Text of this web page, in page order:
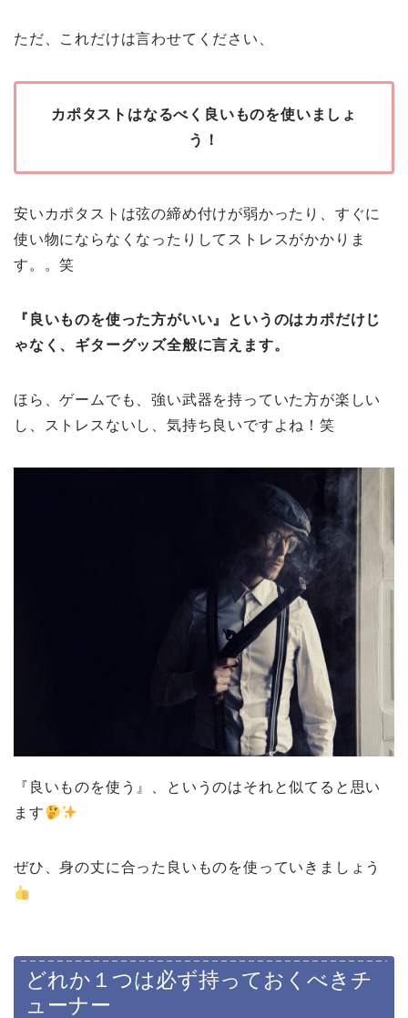
ただ、これだけは言わせてください、
カポタストはなるべく良いものを使いましょ
う！
安いカポタストは弦の締め付けが弱かったり、すぐに
使い物にならなくなったりしてストレスがかかりま
す。。笑
『良いものを使った方がいい』というのはカポだけじ
ゃなく、ギターグッズ全般に言えます。
ほら、ゲームでも、強い武器を持っていた方が楽しい
し、ストレスないし、気持ち良いですよね！笑
『良いものを使う』、というのはそれと似てると思い
ます
ぜひ、身の丈に合った良いものを使っていきましょう
どれか１つは必ず持っておくべきチ
ューナー